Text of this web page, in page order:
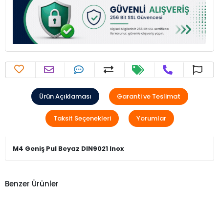
Ürün Açıklaması Garanti ve Teslimat
Taksit Seçenekleri Yorumlar
M4 Geniş Pul Beyaz DIN9021 Inox
Benzer Ürünler